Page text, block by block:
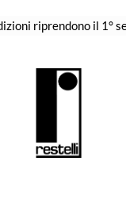
riprendono il 1°